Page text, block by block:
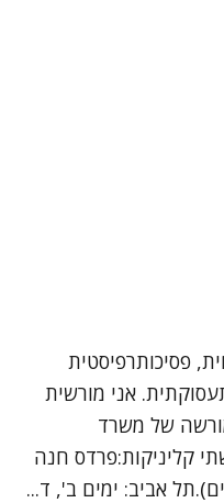
פסיכותרפיסטית
אני מורשית
של משרד
קליניקות:פרדס חנה
אביב: ימים ב', ד...